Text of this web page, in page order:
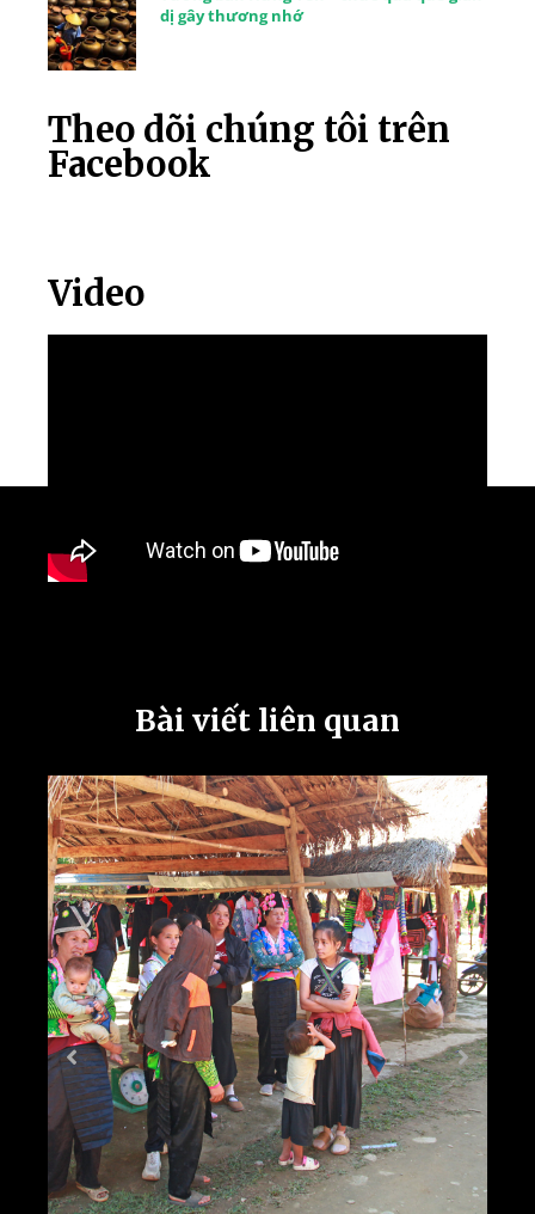
dị gây thương nhớ
Theo dõi chúng tôi trên
Facebook
Video
Bài viết liên quan